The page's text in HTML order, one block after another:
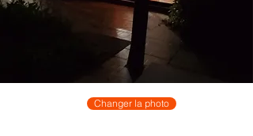
Changer la photo